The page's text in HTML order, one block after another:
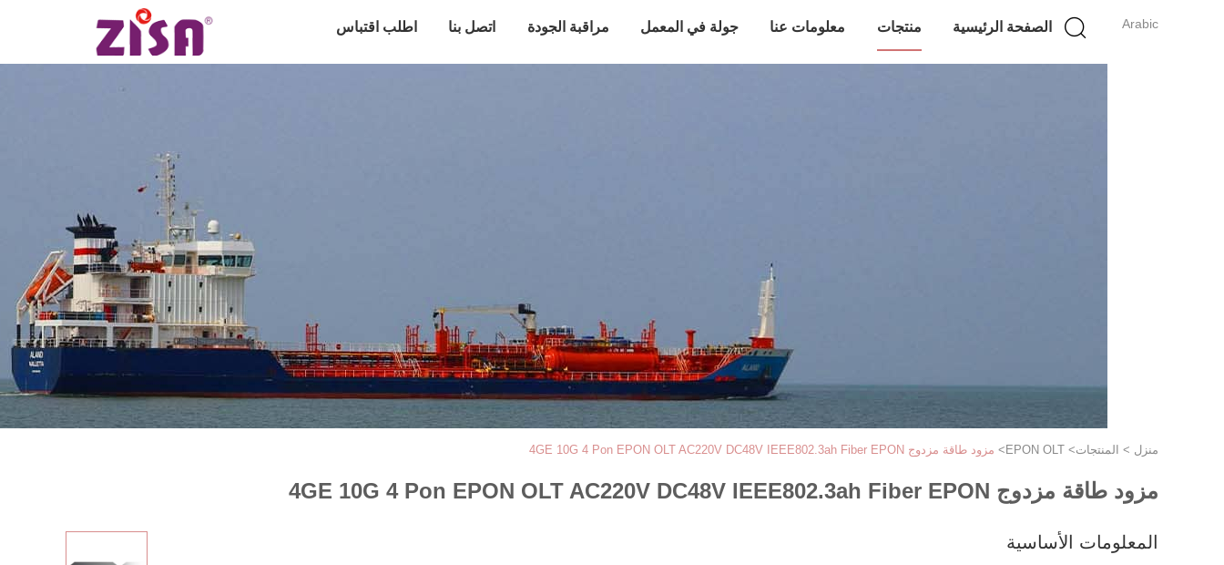
Arabic الصفحة الرئيسية منتجات معلومات عنا جولة في المعمل مراقبة الجودة اتصل بنا اطلب اقتباس
منزل > المنتجات>
EPON OLT
> مزود طاقة مزدوج 4GE 10G 4 Pon EPON OLT AC220V DC48V IEEE802.3ah Fiber EPON
مزود طاقة مزدوج 4GE 10G 4 Pon EPON OLT AC220V DC48V IEEE802.3ah Fiber EPON
المعلومات الأساسية